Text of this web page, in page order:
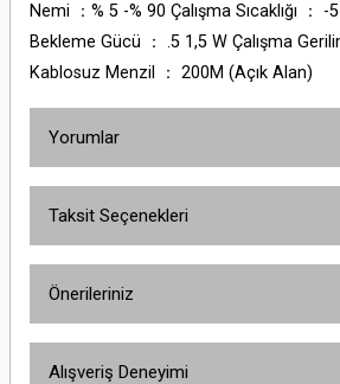
Nemi ：% 5 -% 90 Çalışma Sıcaklığı ：
Bekleme Gücü ： .5 1,5 W Çalışma
Kablosuz Menzil ： 200M (Açık Alan)
Yorumlar
Taksit Seçenekleri
Önerileriniz
yetersiz gördüğünüz noktaları öneri formunu
Alışveriş Deneyimi